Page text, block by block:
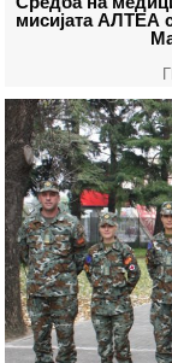
мисијата АЛТЕА